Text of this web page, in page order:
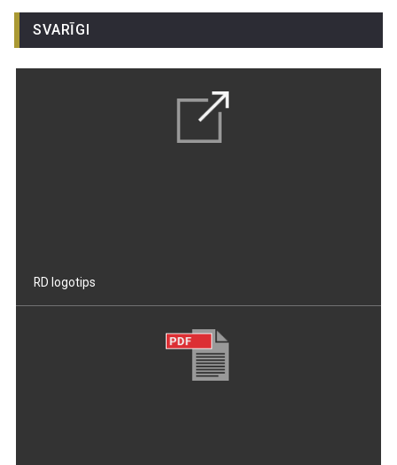
SVARĪGI
RD logotips